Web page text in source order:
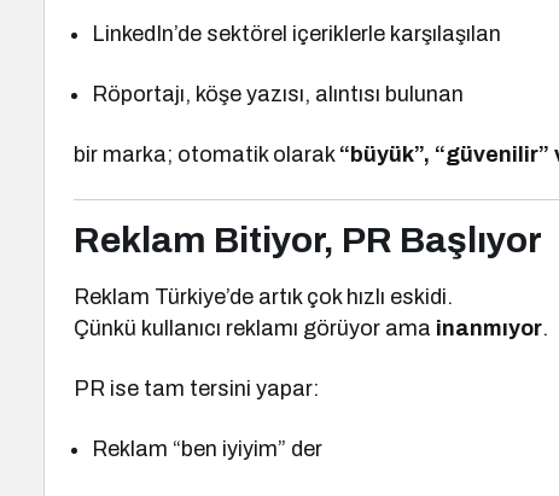
LinkedIn’de sektörel içeriklerle karşılaşılan
Röportajı, köşe yazısı, alıntısı bulunan
bir marka; otomatik olarak “büyük”,
Reklam Bitiyor, PR Başlıyor
Reklam Türkiye’de artık çok hızlı eskidi.
Çünkü kullanıcı reklamı görüyor ama inanmıyor.
PR ise tam tersini yapar:
Reklam “ben iyiyim” der